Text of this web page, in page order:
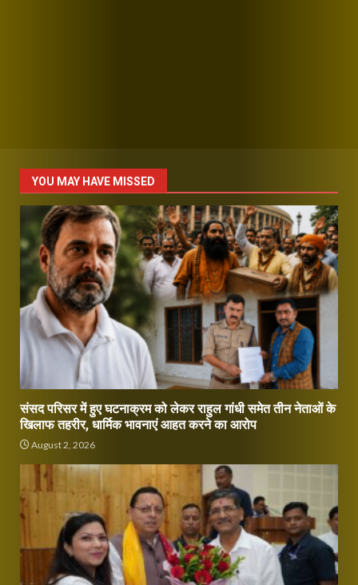
YOU MAY HAVE MISSED
संसद परिसर में हुए घटनाक्रम को लेकर राहुल गांधी समेत तीन नेताओं के
खिलाफ तहरीर, धार्मिक भावनाएं आहत करने का आरोप
August 2, 2026